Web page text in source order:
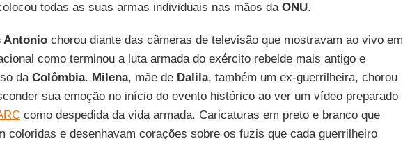
todas as suas armas individuais nas mãos da ONU.
Antoniochorou diante das câmeras de televisão que mostravam ao vivo em
como terminou a luta armada do exército rebelde mais antigo e
da Colômbia. Milena, mãe de Dalila, também um ex-guerrilheira, chorou
sua emoção no início do evento histórico ao ver um vídeo preparado
como despedida da vida armada. Caricaturas em preto e branco que
coloridas e desenhavam corações sobre os fuzis que cada guerrilheiro